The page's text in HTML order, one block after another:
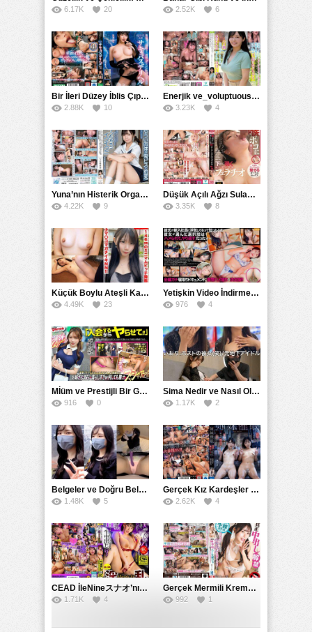
6.17K 20 2.52K 6
Bir İleri Düzey İblis Çıplak Teslimat Görevlisi, İnce Bedeni ve Şeytani Becerileriyle Sizi Sürekli BoşaltacakMDBK
2.88K 10
Enerjik ve_voluptuous Üniversite Kızının H Kupa Büyüklüğündeki Göğüsleri ve Çılgın Orgazmı
3.23K 4
Yuna’nın Histerik Orgazmı: Genç Kızın Savage Hareketlerle Ulaştığı Şiddetli Coşkuları
4.22K 9
Düşük Açılı Ağzı Sulama Teknikleri ve AGMX İlişkisi
3.35K 8
Küçük Boylu Ateşli Karakter: Nandinin Hassas Uçuklu Memeleri ve Sahneleri
4.49K 23
Yetişkin Video İndirme Siteleri Grubu: Şefkatli Patron ve Sekreterin Aşk Hikayesi: Prestijli Bir Son
976 4
Mİüm ve Prestijli Bir Gecenin Sırları: Gizemli Bir Kadın ve Mükemmel Bir Macera
916 0
Sima Nedir ve Nasıl Oluşur
1.17K 2
Belgeler ve Doğru Belgelendirmede DOCS’in Önemi
1.48K 5
Gerçek Kız Kardeşler hipnoz ve zihin kontrolü altında liebe阴茎 için yalvaran kızlar: Mısakı Nemıne Mına Hınano
2.62K 4
CEAD İleNineスナオ’nın Çılgın ve Seksüel Dünyası: Büyük Kalçalar ve Çılgın İlişkiler
1.71K 4
Gerçek Mermili Kremalı Pasta Büyük Dağıtımı, Ben Herkesin Özel Placesine Hizmet Eden En Üst Düzey Erotik Ürünler Günün Fırsatı
992 1